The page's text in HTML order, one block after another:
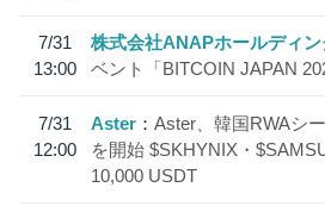
7/31
13:00
株式会社ANAPホールディン
ベント「BITCOIN JAPAN
7/31
12:00
Aster
Aster、韓国RWAシ
を開始 $SKHYNIX・
10,000 USDT